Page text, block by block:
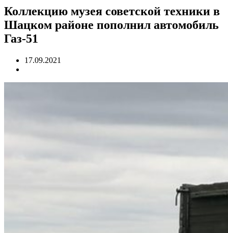
Коллекцию музея советской техники в
Шацком районе пополнил автомобиль
Газ-51
17.09.2021